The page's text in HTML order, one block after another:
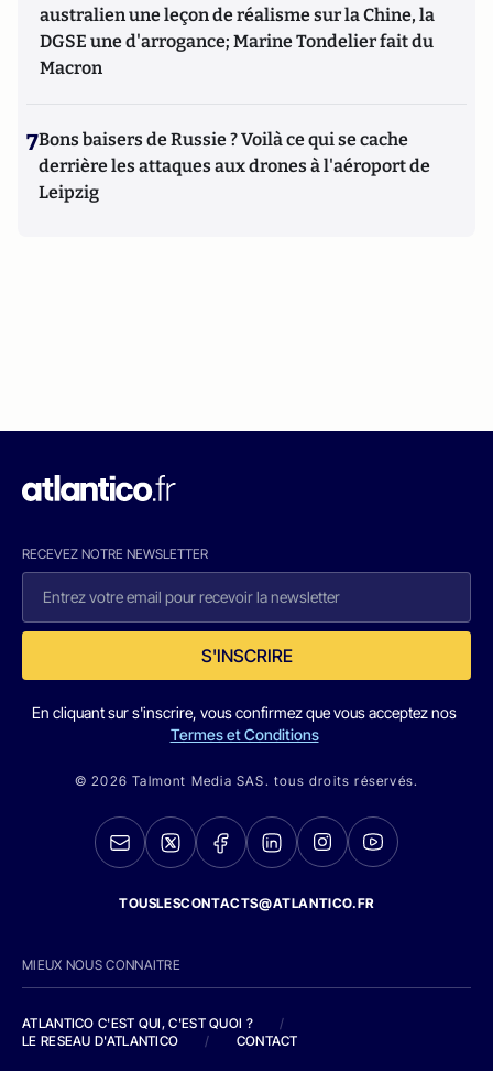
australien une leçon de réalisme sur la Chine, la
DGSE une d'arrogance; Marine Tondelier fait du
Macron
7Bons baisers de Russie ? Voilà ce qui se cache
derrière les attaques aux drones à l'aéroport de
Leipzig
RECEVEZ NOTRE NEWSLETTER
S'INSCRIRE
En cliquant sur s'inscrire, vous confirmez que vous acceptez nos
Termes et Conditions
© 2026 Talmont Media SAS. tous droits réservés.
TOUSLESCONTACTS@ATLANTICO.FR
MIEUX NOUS CONNAITRE
ATLANTICO C'EST QUI, C'EST QUOI ?
/
LE RESEAU D'ATLANTICO
/ CONTACT